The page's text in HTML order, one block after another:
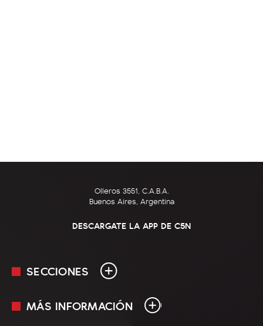
Olleros 3551, C.A.B.A.
Buenos Aires, Argentina
DESCARGATE LA APP DE C5N
SECCIONES
En Vivo
MÁS INFORMACIÓN